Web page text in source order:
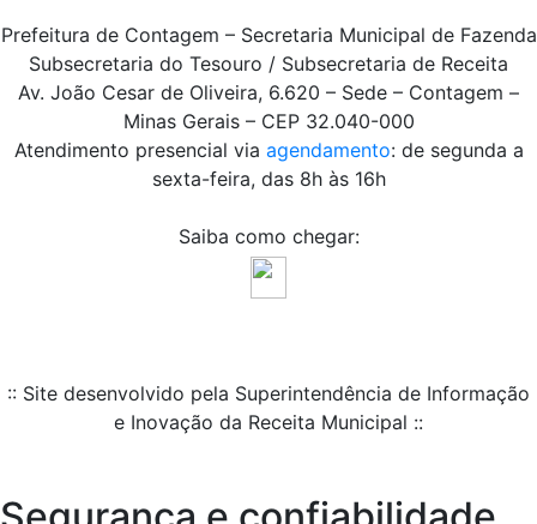
Prefeitura de Contagem – Secretaria Municipal de Fazenda
Subsecretaria do Tesouro / Subsecretaria de Receita
Av. João Cesar de Oliveira, 6.620 – Sede – Contagem –
Minas Gerais – CEP 32.040-000
Atendimento presencial via agendamento: de segunda a
sexta-feira, das 8h às 16h
Saiba como chegar:
:: Site desenvolvido pela Superintendência de Informação
e Inovação da Receita Municipal ::